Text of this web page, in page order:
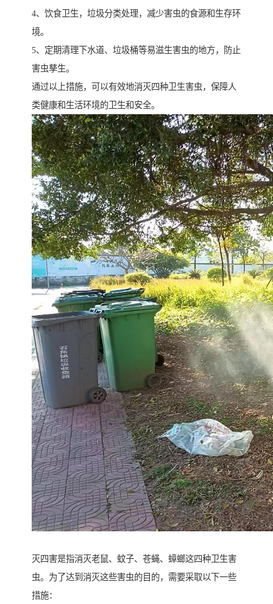
4、饮食卫生，垃圾分类处理，减少害虫的食源和生存环
境。
5、定期清理下水道、垃圾桶等易滋生害虫的地方，防止
害虫孳生。
通过以上措施，可以有效地消灭四种卫生害虫，保障人
类健康和生活环境的卫生和安全。
灭四害是指消灭老鼠、蚊子、苍蝇、蟑螂这四种卫生害
虫。为了达到消灭这些害虫的目的，需要采取以下一些
措施：